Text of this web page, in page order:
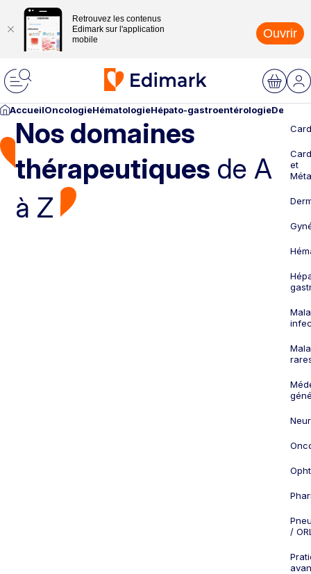
Retrouvez les contenus
Edimark sur l'application
mobile
Ouvrir
AccueilOncologieHématologieHépato-gastroentérologie
Nos domaines
thérapeutiques de A
à Z
et
/